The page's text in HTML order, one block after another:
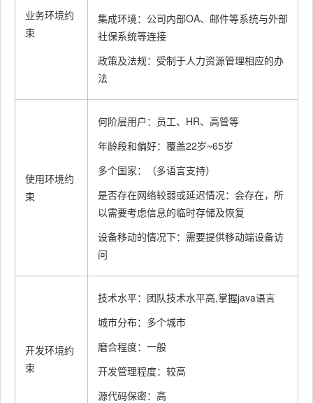
高
需考虑
不高）
般）
业务环境约
束
集成环境：公司内部OA、邮件等系统与外部
社保系统等连接
政策及法规：受制于人力资源管理相应的办
法
使用环境约
束
何阶层用户：员工、HR、高管等
年龄段和偏好：覆盖22岁~65岁
多个国家：（多语言支持）
是否存在网络较弱或延迟情况：会存在，所
以需要考虑信息的临时存储及恢复
设备移动的情况下：需要提供移动端设备访
问
开发环境约
束
技术水平：团队技术水平高,掌握java语言
城市分布：多个城市
磨合程度：一般
开发管理程度：较高
源代码保密：高